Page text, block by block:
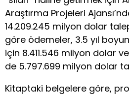
Araştırma Projeleri
14.209.245 milyon dolar
göre ödemeler, 3.5 yıl
için 8.411.546 milyon dolar
de 5.797.699 milyon dolar
Kitaptaki belgelere göre,